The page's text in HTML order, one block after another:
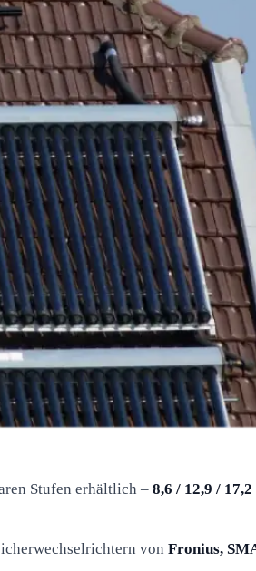
Stufen erhältlich – 8,6 / 12,9 /
von Fronius,